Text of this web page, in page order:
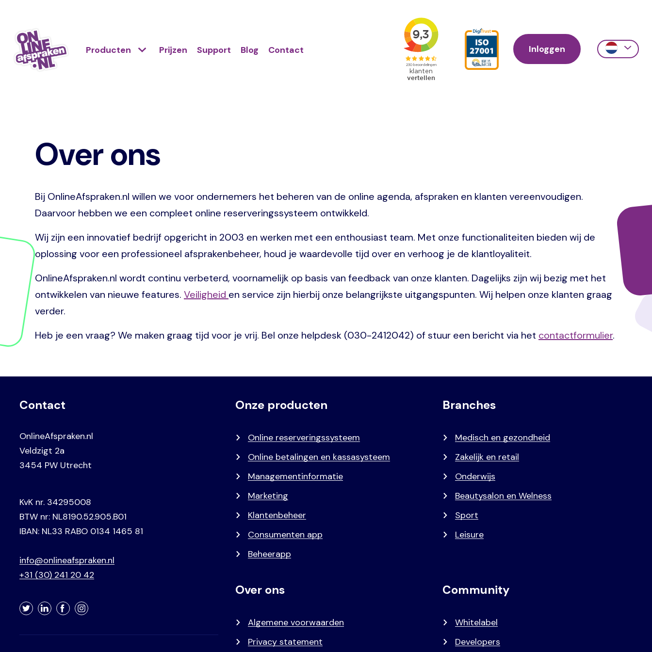
hoofdinhoud
links
Hoofdnavigatie
Primair
Producten Prijzen Support Blog Contact
Action
Primair
menu
Inloggen
Action
Over ons
Bij OnlineAfspraken.nl willen we voor ondernemers het beheren van de online agenda, afspraken en klanten vereenvoudigen.
Daarvoor hebben we een compleet online reserveringssysteem ontwikkeld.
Wij zijn een innovatief bedrijf opgericht in 2003 en werken met een enthousiast team. Met onze functionaliteiten bieden wij de
oplossing voor een professioneel afsprakenbeheer, houd je waardevolle tijd over en verhoog je de klantloyaliteit.
OnlineAfspraken.nl wordt continu verbeterd, voornamelijk op basis van feedback van onze klanten. Dagelijks zijn wij bezig met het
ontwikkelen van nieuwe features. Veiligheid en service zijn hierbij onze belangrijkste uitgangspunten. Wij helpen onze klanten graag
verder.
Heb je een vraag? We maken graag tijd voor je vrij. Bel onze helpdesk (030-2412042) of stuur een bericht via het contactformulier.
Contact
OnlineAfspraken.nl
Veldzigt 2a
3454 PW Utrecht
KvK nr. 34295008
BTW nr: NL8190.52.905.B01
IBAN: NL33 RABO 0134 1465 81
info@onlineafspraken.nl
+31 (30) 241 20 42
TwitterLinkedInFacebookInstagram
Voet
Primair
Onze producten
Online reserveringssysteem
Online betalingen en kassasysteem
Managementinformatie
Marketing
Klantenbeheer
Consumenten app
Beheerapp
Branches
Medisch en gezondheid
Zakelijk en retail
Onderwijs
Beautysalon en Welness
Sport
Leisure
Over ons
Algemene voorwaarden
Privacy statement
Community
Whitelabel
Developers